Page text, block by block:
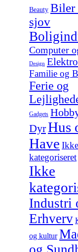
Beauty Biler
sjov
Computer
Design
Familie og
Ferie og
Gadgets
DyrHus
Have Ikke
kategoriseret
Ikke
Industri
Erhverv
og kultur